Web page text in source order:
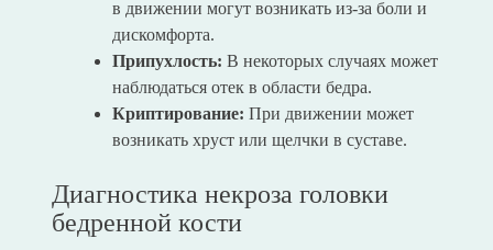
в движении могут возникать из-за боли и
дискомфорта.
Припухлость: В некоторых случаях может
наблюдаться отек в области бедра.
Криптирование: При движении может
возникать хруст или щелчки в суставе.
Диагностика некроза головки
бедренной кости